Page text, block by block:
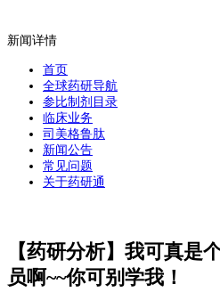
新闻详情
首页
全球药研导航
参比制剂目录
临床业务
司美格鲁肽
新闻公告
常见问题
关于药研通
【药研分析】我可真是
员啊~~你可别学我！